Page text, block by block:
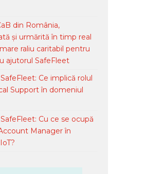
din România,
și urmărită în timp real
raliu caritabil pentru
ajutorul SafeFleet
Ce implică rolul
Support în domeniul
Cu ce se ocupă
Manager în